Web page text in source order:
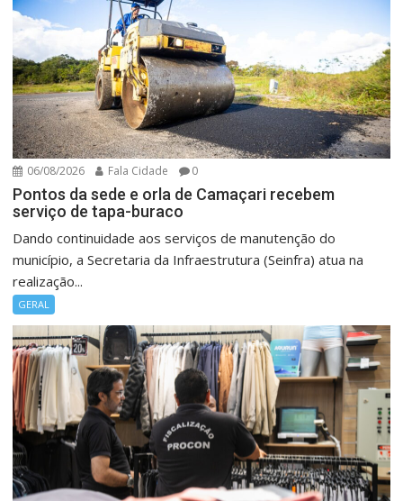
06/08/2026 Fala Cidade 0
Pontos da sede e orla de Camaçari recebem
serviço de tapa-buraco
Dando continuidade aos serviços de manutenção do
município, a Secretaria da Infraestrutura (Seinfra) atua na
realização...
GERAL